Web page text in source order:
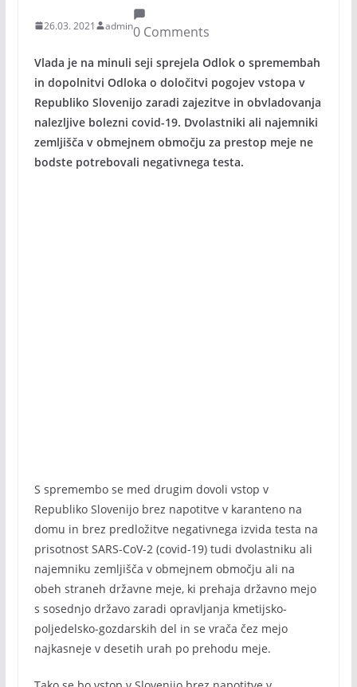
26.03. 2021 admin0 Comments
Vlada je na minuli seji sprejela Odlok o spremembah
in dopolnitvi Odloka o določitvi pogojev vstopa v
Republiko Slovenijo zaradi zajezitve in obvladovanja
nalezljive bolezni covid-19. Dvolastniki ali najemniki
zemljišča v obmejnem območju za prestop meje ne
bodste potrebovali negativnega testa.
S spremembo se med drugim dovoli vstop v
Republiko Slovenijo brez napotitve v karanteno na
domu in brez predložitve negativnega izvida testa na
prisotnost SARS-CoV-2 (covid-19) tudi dvolastniku ali
najemniku zemljišča v obmejnem območju ali na
obeh straneh državne meje, ki prehaja državno mejo
s sosednjo državo zaradi opravljanja kmetijsko-
poljedelsko-gozdarskih del in se vrača čez mejo
najkasneje v desetih urah po prehodu meje.